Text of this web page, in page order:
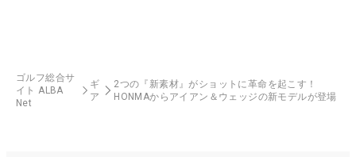
ゴルフ総合サ
イト ALBA
Net
ギ
ア
2つの『新素材』がショットに革命を起こす！
HONMAからアイアン＆ウェッジの新モデルが登場